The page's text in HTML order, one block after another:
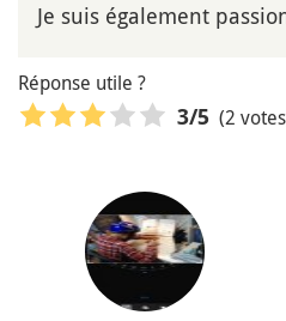
Je suis également
Réponse utile ?
3/5 (2